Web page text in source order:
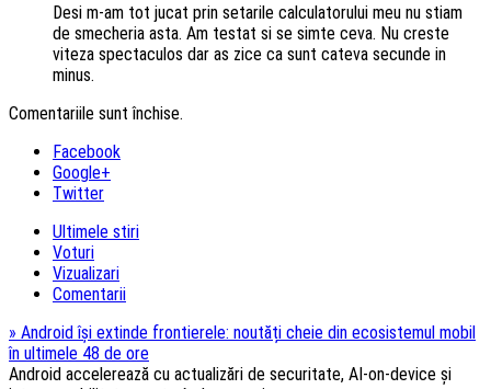
Desi m-am tot jucat prin setarile calculatorului meu nu stiam
de smecheria asta. Am testat si se simte ceva. Nu creste
viteza spectaculos dar as zice ca sunt cateva secunde in
minus.
Comentariile sunt închise.
Facebook
Google+
Twitter
Ultimele stiri
Voturi
Vizualizari
Comentarii
» Android își extinde frontierele: noutăți cheie din ecosistemul mobil
în ultimele 48 de ore
Android accelerează cu actualizări de securitate, AI-on-device și